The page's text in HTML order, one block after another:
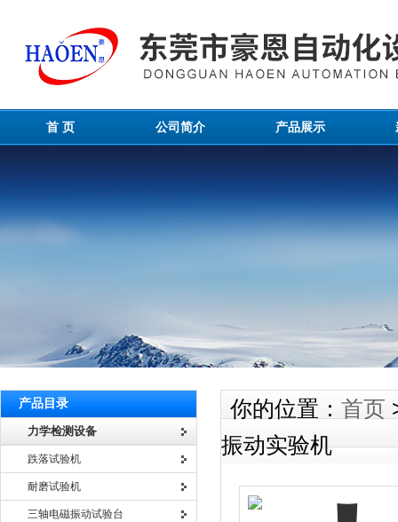
首 页 公司简介 产品展示
产品目录
力学检测设备
跌落试验机
耐磨试验机
三轴电磁振动试验台
你的位置： 首页
振动实验机